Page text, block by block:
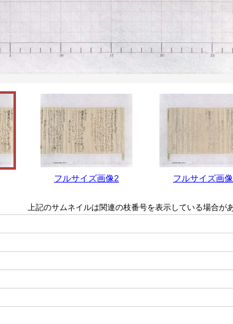
フルサイズ画像2 フルサイズ画像
上記のサムネイルは関連の枝番号を表示している場合が